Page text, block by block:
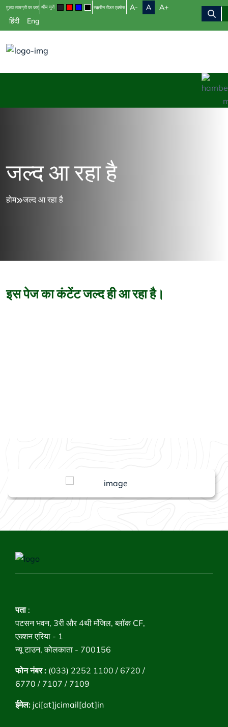
मुख्य सामग्री पर जाएं थीम चुनें स्क्रीन रीडर एक्सेस A- A
A+
हिंदी
Eng
जल्द आ रहा है
होम जल्द आ रहा है
इस पेज का कंटेंट जल्द ही आ रहा है।
पता:
पटसन भवन, 3री और 4थी मंजिल, ब्लॉक CF,
एक्शन एरिया - 1
न्यू टाउन, कोलकाता - 700156
फोन नंबर : (033) 2252 1100 / 6720 /
6770 / 7107 / 7109
ईमेल: jci[at]jcimail[dot]in